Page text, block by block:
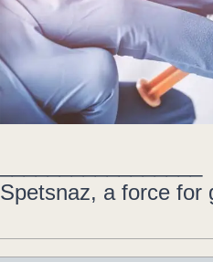
Spetsnaz, a force for